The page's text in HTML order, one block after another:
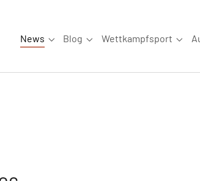
News
Submenu for "News"
Blog
Submenu for "Blog"
Wettkampfsport